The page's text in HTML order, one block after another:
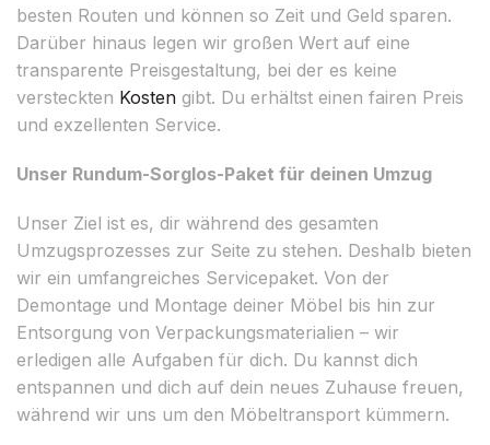
besten Routen und können so Zeit und Geld sparen.
Darüber hinaus legen wir großen Wert auf eine
transparente Preisgestaltung, bei der es keine
versteckten Kosten gibt. Du erhältst einen fairen Preis
und exzellenten Service.
Unser Rundum-Sorglos-Paket für deinen Umzug
Unser Ziel ist es, dir während des gesamten
Umzugsprozesses zur Seite zu stehen. Deshalb bieten
wir ein umfangreiches Servicepaket. Von der
Demontage und Montage deiner Möbel bis hin zur
Entsorgung von Verpackungsmaterialien – wir
erledigen alle Aufgaben für dich. Du kannst dich
entspannen und dich auf dein neues Zuhause freuen,
während wir uns um den Möbeltransport kümmern.